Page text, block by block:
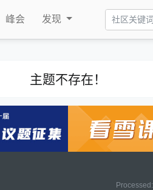
峰会 发现
主题不存在！
Processed: